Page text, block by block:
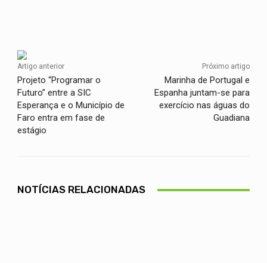
Artigo anterior
Projeto “Programar o
Futuro” entre a SIC
Esperança e o Município de
Faro entra em fase de
estágio
Próximo artigo
Marinha de Portugal e
Espanha juntam-se para
exercício nas águas do
Guadiana
NOTÍCIAS RELACIONADAS